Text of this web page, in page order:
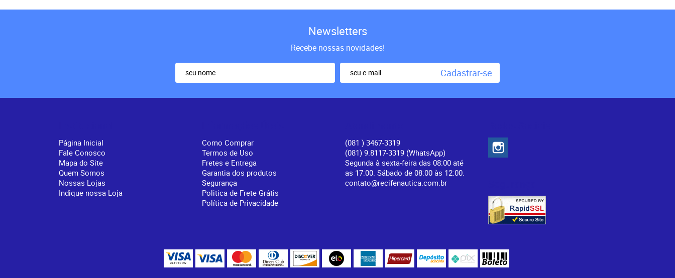
Newsletters
Recebe nossas novidades!
Cadastrar-se
Página Inicial
Fale Conosco
Mapa do Site
Quem Somos
Nossas Lojas
Indique nossa Loja
Como Comprar
Termos de Uso
Fretes e Entrega
Garantia dos produtos
Segurança
Politica de Frete Grátis
Política de Privacidade
(081 ) 3467-3319
(081) 9.8117-3319 (WhatsApp)
Segunda à sexta-feira das 08:00 até
as 17:00. Sábado de 08:00 às 12:00.
contato@recifenautica.com.br